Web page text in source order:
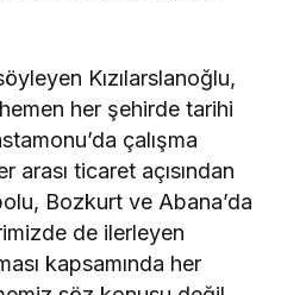
Kızılarslanoğlu,
her şehirde tarihi
çalışma
ticaret açısından
Bozkurt ve Abana’da
de ilerleyen
kapsamında her